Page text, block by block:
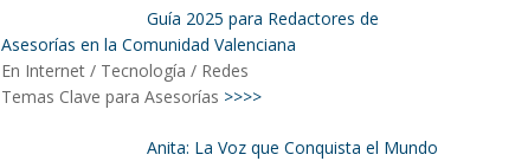
Guía 2025 para Redactores de
Asesorías en la Comunidad Valenciana
En Internet / Tecnología / Redes
Temas Clave para Asesorías >>>>
Anita: La Voz que Conquista el Mundo